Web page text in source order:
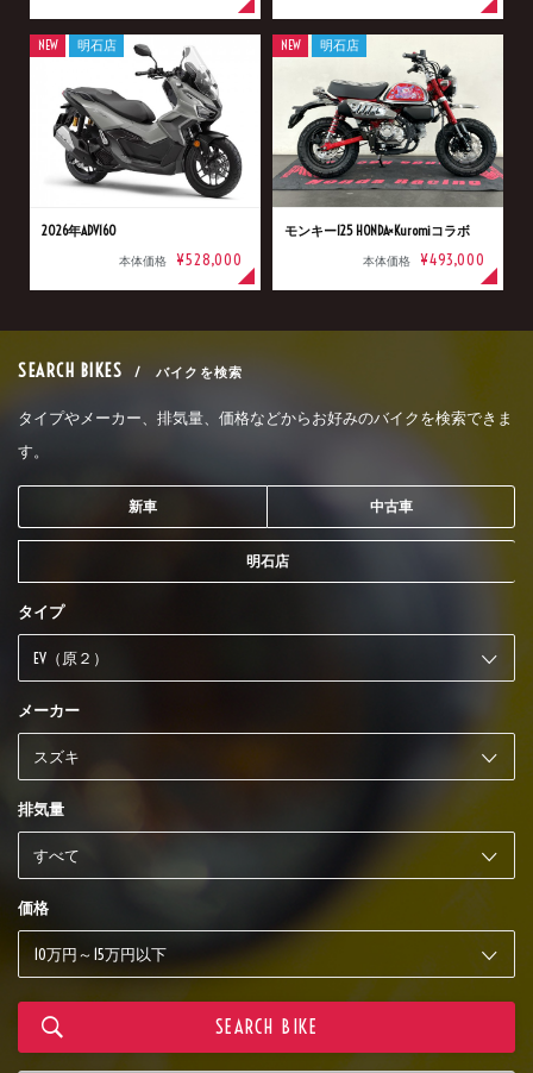
2026年ADV160
本体価格 ¥528,000
NEW 明石店
モンキー125 HONDA×Kuromiコラボ
本体価格 ¥493,000
NEW 明石店
SEARCH BIKES / バイクを検索
タイプやメーカー、排気量、価格などからお好みのバイクを検索できま
す。
新車 中古車
明石店
タイプ
メーカー
排気量
価格